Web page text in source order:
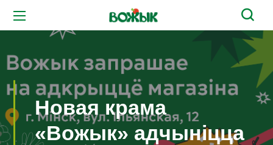
Новая крама
«Вожык» адчыніцца